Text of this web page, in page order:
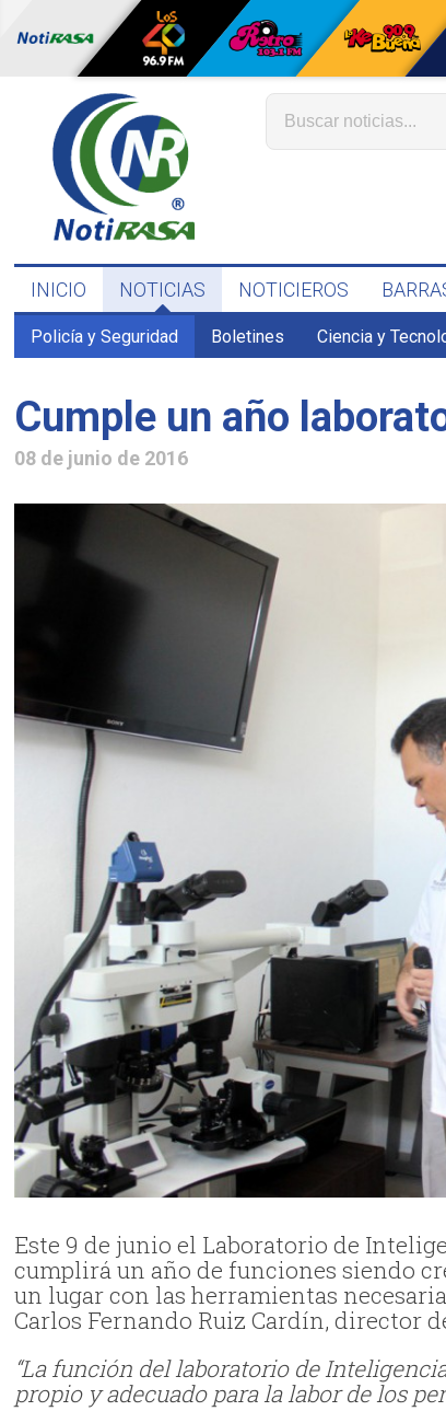
INICIO NOTICIAS NOTICIEROS
Policía y Seguridad Boletines Ciencia y
Cumple un año
08 de junio de 2016
Este 9 de junio el Laboratorio de
cumplirá un año de funciones siendo
un lugar con las herramientas
Carlos Fernando Ruiz Cardín, director
“La función del laboratorio de
propio y adecuado para la labor de los